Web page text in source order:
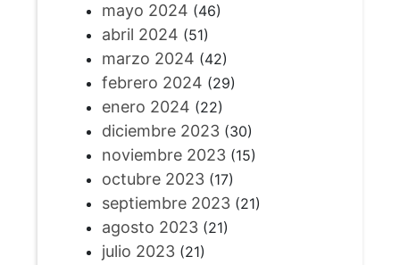
mayo 2024 (46)
abril 2024 (51)
marzo 2024 (42)
febrero 2024 (29)
enero 2024 (22)
diciembre 2023(30)
noviembre 2023(15)
octubre 2023(17)
septiembre 2023(21)
agosto 2023(21)
julio 2023(21)